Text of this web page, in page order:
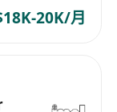
件
網絡發帖技
20K/月